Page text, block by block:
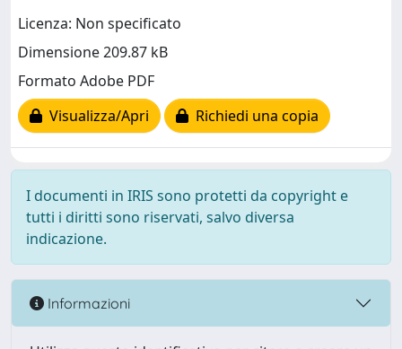
Licenza: Non specificato
Dimensione 209.87 kB
Formato Adobe PDF
Visualizza/Apri
Richiedi una copia
I documenti in IRIS sono protetti da copyright e
tutti i diritti sono riservati, salvo diversa
indicazione.
Informazioni